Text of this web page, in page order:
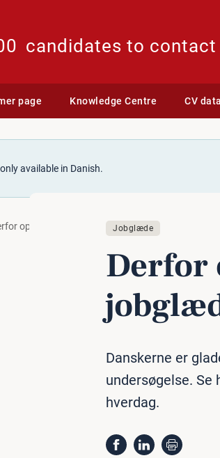
candidates to contact
page Knowledge Centre CV
available in Danish.
oplever du mindre jobglæde under corona
Jobglæde
Derfor
Danskerne er
undersøgelse. Se
hverdag.